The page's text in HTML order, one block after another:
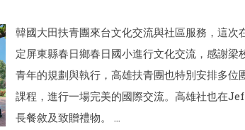
韓國大田扶青團來台文化交流與社區服務，這次
定屏東縣春日鄉春日國小進行文化交流，感謝梁
青年的規劃與執行，高雄扶青團也特別安排多位
課程，進行一場完美的國際交流。高雄社也在
長餐敘及致贈禮物。 ...